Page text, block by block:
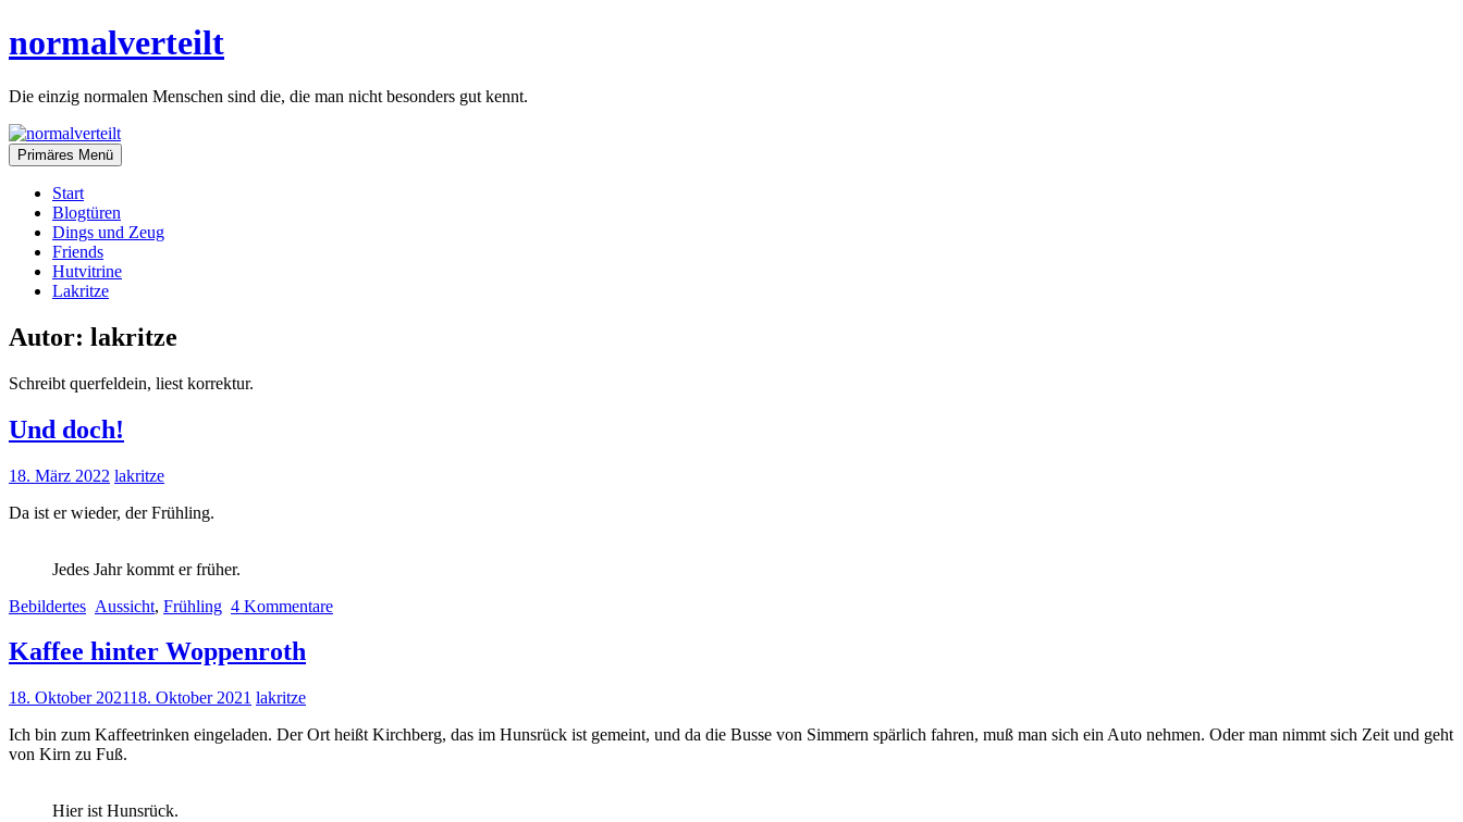
Inhalt
normalverteilt
Die einzig normalen Menschen sind die, die man nicht besonders gut kennt.
Primäres Menü
Start
Blogtüren
Dings und Zeug
Friends
Hutvitrine
Lakritze
Autor: lakritze
Schreibt querfeldein, liest korrektur.
Und doch!
18. März 2022 lakritze
Da ist er wieder, der Frühling.
Jedes Jahr kommt er früher.
Bebildertes Aussicht, Frühling 4 Kommentare
Kaffee hinter Woppenroth
18. Oktober 202118. Oktober 2021 lakritze
Ich bin zum Kaffeetrinken eingeladen. Der Ort heißt Kirchberg, das im Hunsrück ist gemeint, und da die Busse von Simmern spärlich fahren, muß man sich ein Auto nehmen. Oder man nimmt sich Zeit und geht
von Kirn zu Fuß.
Hier ist Hunsrück.